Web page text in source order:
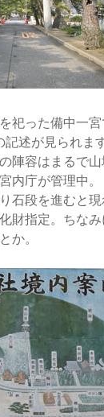
祀った備中一
述が見られま
陣容はまるで
内庁が管理中。
石段を進むと
財指定。ちな
か。